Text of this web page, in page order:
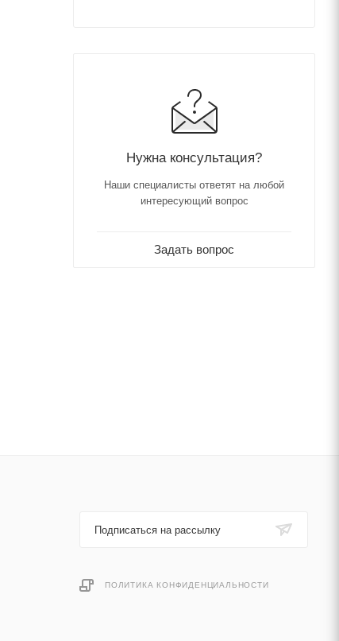
Нужна консультация?
Наши специалисты ответят на любой
интересующий вопрос
Задать вопрос
Подписаться на рассылку
ПОЛИТИКА КОНФИДЕНЦИАЛЬНОСТИ